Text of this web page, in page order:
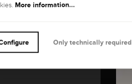
Diamond
More information...
Only technically required